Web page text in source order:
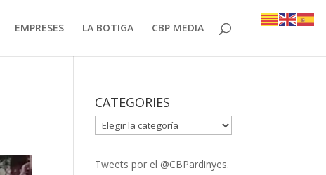
EMPRESES LA BOTIGA CBP MEDIA
CATEGORIES
CATEGORIES
Tweets por el @CBPardinyes.